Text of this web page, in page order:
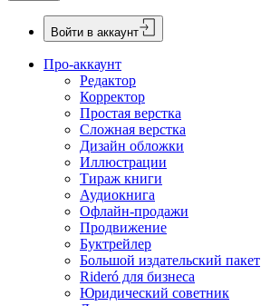
Войти в аккаунт
Про-аккаунт
Редактор
Корректор
Простая верстка
Сложная верстка
Дизайн обложки
Иллюстрации
Тираж книги
Аудиокнига
Офлайн-продажи
Продвижение
Буктрейлер
Большой издательский пакет
Rideró для бизнеса
Юридический советник